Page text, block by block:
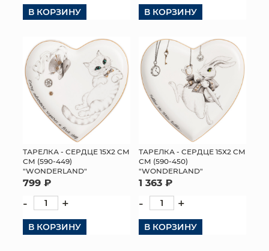
В КОРЗИНУ В КОРЗИНУ
ТАРЕЛКА - СЕРДЦЕ 15Х2 СМ
СМ (590-449)
"WONDERLAND"
799 ₽
- +
В КОРЗИНУ
ТАРЕЛКА - СЕРДЦЕ 15Х2 СМ
СМ (590-450)
"WONDERLAND"
1 363 ₽
- +
В КОРЗИНУ